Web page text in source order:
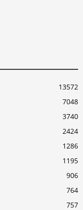
13572
7048
3740
2424
1286
1195
906
764
757